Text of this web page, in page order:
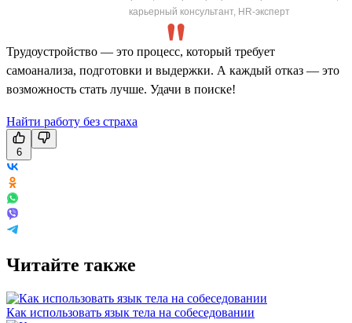
карьерный консультант, HR-эксперт
Трудоустройство — это процесс, который требует
самоанализа, подготовки и выдержки. А каждый отказ — это
возможность стать лучше. Удачи в поиске!
Найти работу без страха
6
Читайте также
Как использовать язык тела на собеседовании